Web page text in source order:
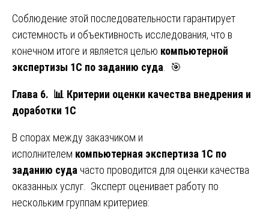
Соблюдение этой последовательности гарантирует
системность и объективность исследования, что в
конечном итоге и является целью компьютерной
экспертизы 1С по заданию суда . 🎯
Глава 6. 📊 Критерии оценки качества внедрения и
доработки 1С
В спорах между заказчиком и
исполнителем компьютерная экспертиза 1С по
заданию суда часто проводится для оценки качества
оказанных услуг. Эксперт оценивает работу по
нескольким группам критериев: